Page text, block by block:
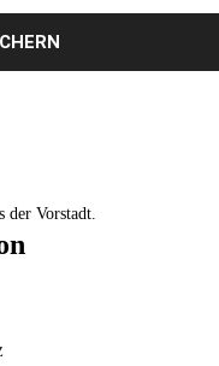
der Vorstadt.